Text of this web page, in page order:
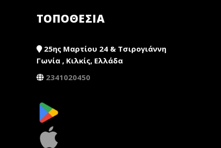
ΤΟΠΟΘΕΣΙΑ
25ης Μαρτίου 24 & Τσιρογιάννη
Γωνία , Κιλκίς, Ελλάδα
2341020450